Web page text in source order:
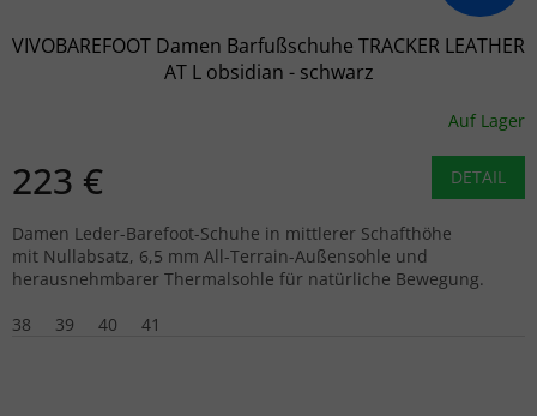
VIVOBAREFOOT Damen Barfußschuhe TRACKER LEATHER
AT L obsidian - schwarz
Auf Lager
223 € DETAIL
Damen Leder-Barefoot-Schuhe in mittlerer Schafthöhe
mit Nullabsatz, 6,5 mm All-Terrain-Außensohle und
herausnehmbarer Thermalsohle für natürliche Bewegung.
38
39 40 41